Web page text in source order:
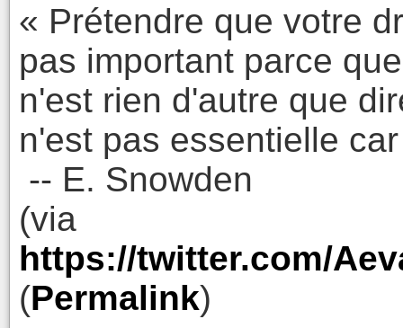
« Prétendre que votre
pas important parce
n'est rien d'autre que
n'est pas essentielle
-- E. Snowden
(via
https://twitter.com/
(Permalink)